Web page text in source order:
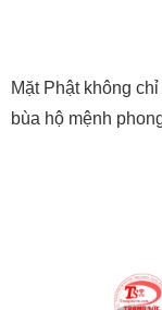
Mặt Phật không
bùa hộ mệnh